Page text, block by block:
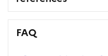
FAQ